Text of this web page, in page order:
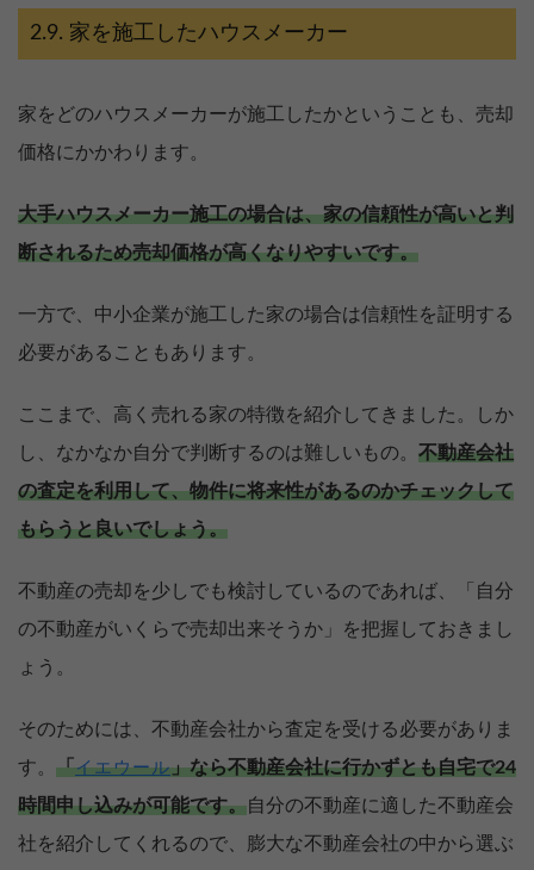
家を施工したハウスメーカー
家をどのハウスメーカーが施工したかということも、売却
価格にかかわります。
大手ハウスメーカー施工の場合は、家の信頼性が高いと判
断されるため売却価格が高くなりやすいです。
一方で、中小企業が施工した家の場合は信頼性を証明する
必要があることもあります。
ここまで、高く売れる家の特徴を紹介してきました。しか
し、なかなか自分で判断するのは難しいもの。 不動産会社
の査定を利用して、物件に将来性があるのかチェックして
もらうと良いでしょう。
不動産の売却を少しでも検討しているのであれば、「自分
の不動産がいくらで売却出来そうか」を把握しておきまし
ょう。
そのためには、不動産会社から査定を受ける必要がありま
す。 「イエウール」なら不動産会社に行かずとも自宅で24
時間申し込みが可能です。自分の不動産に適した不動産会
社を紹介してくれるので、膨大な不動産会社の中から選ぶ